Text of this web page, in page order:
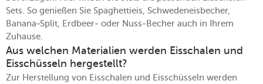
Sets. So genießen Sie Spaghettieis, Schwedeneisbecher,
Banana-Split, Erdbeer- oder Nuss-Becher auch in Ihrem
Zuhause.
Aus welchen Materialien werden Eisschalen und
Eisschüsseln hergestellt?
Zur Herstellung von Eisschalen und Eisschüsseln werden